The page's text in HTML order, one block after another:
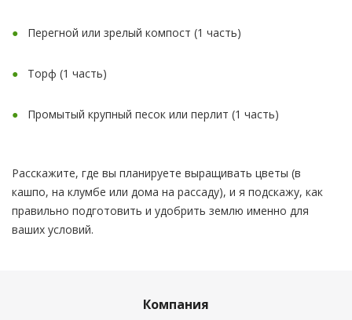
Перегной или зрелый компост (1 часть)
Торф (1 часть)
Промытый крупный песок или перлит (1 часть)
Расскажите, где вы планируете выращивать цветы (в
кашпо, на клумбе или дома на рассаду), и я подскажу, как
правильно подготовить и удобрить землю именно для
ваших условий.
Компания